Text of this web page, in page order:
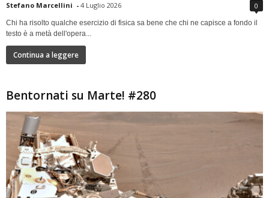
Stefano Marcellini - 4 Luglio 2026 0
Chi ha risolto qualche esercizio di fisica sa bene che chi ne capisce a fondo il
testo è a metà dell'opera...
Continua a leggere
Bentornati su Marte! #280